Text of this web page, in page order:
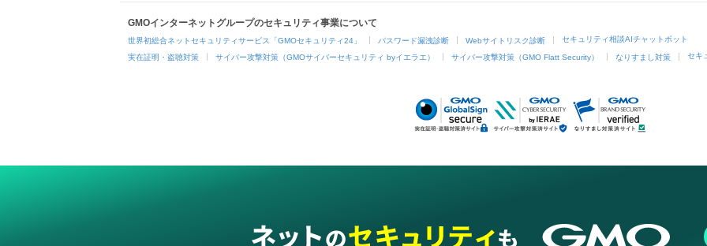
GMOインターネットグループのセキュリティ事業について
世界初総合ネットセキュリティサービス「GMOセキュリティ24」 パスワード漏洩診断 Webサイトリスク診断 セキュリティ相談AIチャットボット
実在証明・盗聴対策 サイバー攻撃対策（GMOサイバーセキュリティ byイエラエ） サイバー攻撃対策（GMO Flatt Security） なりすまし対策 セキ